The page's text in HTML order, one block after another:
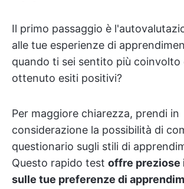
Il primo passaggio è
alle tue esperienze di
quando ti sei sentito più coinvolto
ottenuto esiti positivi?
Per maggiore chiarezza, prendi in
considerazione la possibilità di
questionario sugli stili di
Questo rapido test offre preziose
sulle tue preferenze di